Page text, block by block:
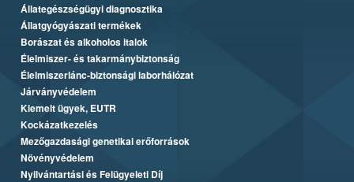
Állategészségügyi diagnosztika
Állatgyógyászati termékek
Borászat és alkoholos italok
Élelmiszer- és takarmánybiztonság
Élelmiszerlánc-biztonsági laborhálózat
Járványvédelem
Kiemelt ügyek, EUTR
Kockázatkezelés
Mezőgazdasági genetikai erőforrások
Növényvédelem
Nyilvántartási és Felügyeleti Díj